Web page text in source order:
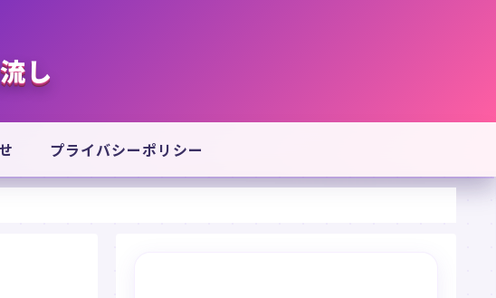
し
プライバシーポリシー